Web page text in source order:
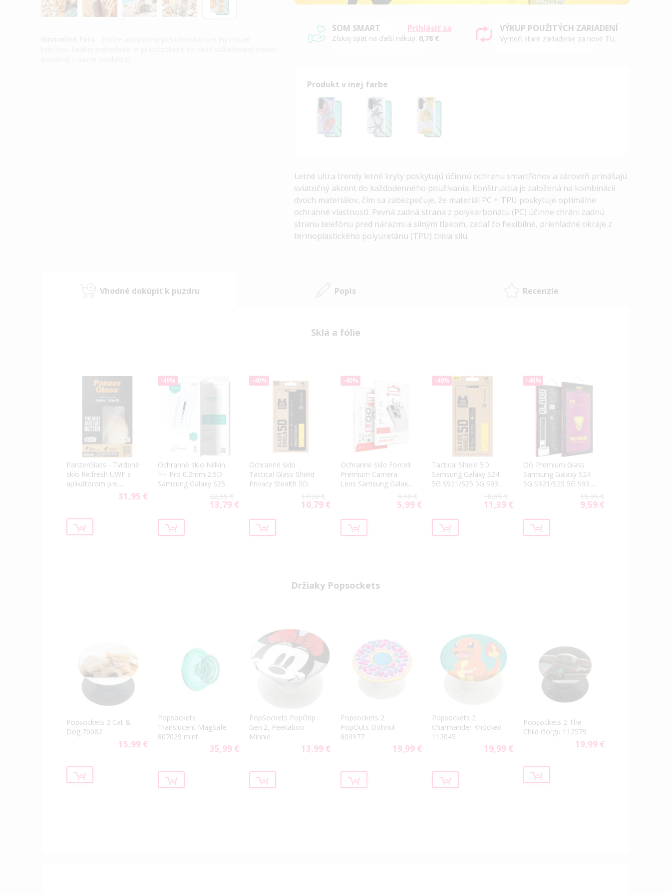
Prihlásiť sa
SOM SMART
Získaj späť na ďalší nákup: 0,78 €
VÝKUP POUŽITÝCH ZARIADENÍ
Vymeň staré zariadenie za nové TU.
Produkt v inej farbe
Letné ultra trendy letné kryty poskytujú účinnú ochranu smartfónov a zároveň prinášajú
sviatočný akcent do každodenného používania. Konštrukcia je založená na kombinácii
dvoch materiálov, čím sa zabezpečuje, že materiál PC + TPU poskytuje optimálne
ochranné vlastnosti. Pevná zadná strana z polykarbonátu (PC) účinne chráni zadnú
stranu telefónu pred nárazmi a silným tlakom, zatiaľ čo flexibilné, priehľadné okraje z
termoplastického polyuretánu (TPU) tlmia silu.
Vhodné dokúpiť k puzdru Popis Recenzie
Sklá a fólie
PanzerGlass - Tvrdené
sklo Re:fresh UWF s
aplikátorom pre
Samsung Galaxy S24
5G S921/S25 5G S931,
31,95 €
-40%
Ochranné sklo Nillkin
H+ Pro 0.2mm 2.5D
Samsung Galaxy S25
22,99 €
Special
13,79 €
-40%
Ochranné sklo
Tactical Glass Shield
Privacy Stealth 5D
Samsung Galaxy S24
5G S921/S25 5G S931
17,99 €
Special
10,79 €
-40%
Ochranné sklo Forcell
Premium Camera
Lens Samsung Galaxy
S25 5G S931 modré9,99 €
Special
5,99 €
-40%
Tactical Shield 5D
Samsung Galaxy S24
5G S921/S25 5G S931
18,99 €
Special
11,39 €
-40%
OG Premium Glass
Samsung Galaxy S24
5G S921/S25 5G S931
15,99 €
Special
9,59 €
Držiaky Popsockets
Popsockets 2 Cat &
Dog 70082
15,99 €
Popsockets
Translucent MagSafe
807029 mint
35,99 €
PopSockets PopGrip
Gen.2, Peekaboo
Minnie
13,99 €
Popsockets 2
PopOuts Dohnut
803977
19,99 €
Popsockets 2
Charmander Knocked
112045
19,99 €
Popsockets 2 The
Child Gorgu 112579
19,99 €